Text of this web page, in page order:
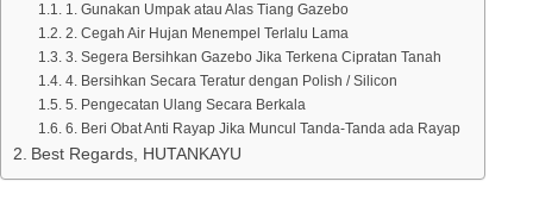
1. Gunakan Umpak atau Alas Tiang Gazebo
2. Cegah Air Hujan Menempel Terlalu Lama
3. Segera Bersihkan Gazebo Jika Terkena Cipratan Tanah
4. Bersihkan Secara Teratur dengan Polish / Silicon
5. Pengecatan Ulang Secara Berkala
6. Beri Obat Anti Rayap Jika Muncul Tanda-Tanda ada Rayap
Best Regards, HUTANKAYU